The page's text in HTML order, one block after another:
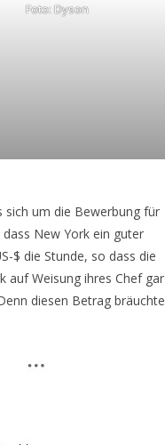
Foto: Dyson
sich um die Bewerbung für
New York ein guter
$ die Stunde, so dass die
auf Weisung ihres Chef gar
diesen Betrag bräuchte